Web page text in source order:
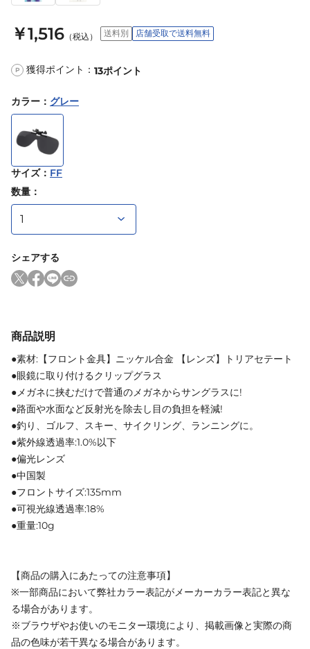
￥1,516 （税込） 送料別 店舗受取で送料無料
P 獲得ポイント： 13ポイント
カラー ： グレー
サイズ： FF
数量：
シェアする
商品説明
●素材:【フロント金具】ニッケル合金 【レンズ】トリアセテート
●眼鏡に取り付けるクリップグラス
●メガネに挟むだけで普通のメガネからサングラスに!
●路面や水面など反射光を除去し目の負担を軽減!
●釣り、ゴルフ、スキー、サイクリング、ランニングに。
●紫外線透過率:1.0%以下
●偏光レンズ
●中国製
●フロントサイズ:135mm
●可視光線透過率:18%
●重量:10g
【商品の購入にあたっての注意事項】
※一部商品において弊社カラー表記がメーカーカラー表記と異な
る場合があります。
※ブラウザやお使いのモニター環境により、掲載画像と実際の商
品の色味が若干異なる場合があります。